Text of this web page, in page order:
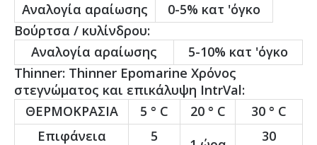
Αναλογία αραίωσης
0-5% κατ 'όγκο
Βούρτσα / κυλίνδρου:
Αναλογία αραίωσης
5-10% κατ 'όγκο
Thinner: Thinner Epomarine Χρόνος
στεγνώματος και επικάλυψη IntrVal:
ΘΕΡΜΟΚΡΑΣΙΑ
5 ° C 20 ° C
30 ° C
Επιφάνεια
5
30